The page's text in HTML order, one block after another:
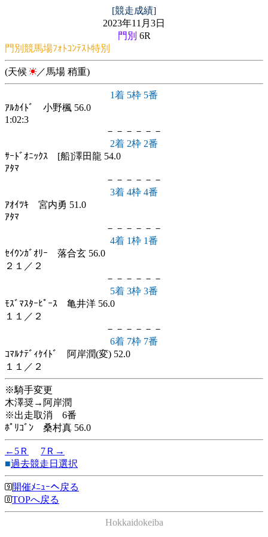
[競走成績]
2023年11月3日
門別 6R
門別競馬場ﾌｫﾄｺﾝﾃｽﾄ特別
(天候 ／馬場 稍重)
1着 5枠 5番
ｱﾙｶｲﾄﾞ 小野楓 56.0
1:02:3
－－－－－－
2着 2枠 2番
ｻｰﾄﾞｵﾆｯｸｽ [船]澤田龍 54.0
ｱﾀﾏ
－－－－－－
3着 4枠 4番
ｱｵｲﾂｷ 宮内勇 51.0
ｱﾀﾏ
－－－－－－
4着 1枠 1番
ｾｲｳﾝｶﾞｵﾘｰ 落合玄 56.0
２１／２
－－－－－－
5着 3枠 3番
ﾓｽﾞﾏｽﾀｰﾋﾟｰｽ 亀井洋 56.0
１１／２
－－－－－－
6着 7枠 7番
ｺﾏﾙﾅﾃﾞｨｹｲﾄﾞ 阿岸潤(変) 52.0
１１／２
※騎手変更
木澤奨→阿岸潤
※出走取消 6番
ﾎﾟﾘｺﾞﾝ 桑村真 56.0
←5Ｒ
7Ｒ→
■過去競走日選択
開催ﾒﾆｭｰへ戻る
TOPへ戻る
Hokkaidokeiba